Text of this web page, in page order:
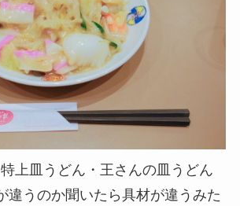
特上皿うどん・王さんの皿うどん
違うのか聞いたら具材が違うみた